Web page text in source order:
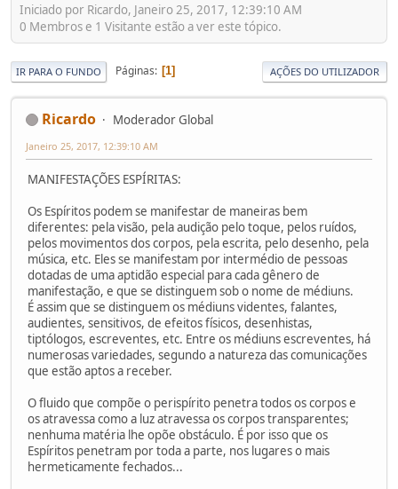
Iniciado por Ricardo, Janeiro 25, 2017, 12:39:10 AM
0 Membros e 1 Visitante estão a ver este tópico.
IR PARA O FUNDO Páginas 1 AÇÕES DO UTILIZADOR
Ricardo Moderador Global
Janeiro 25, 2017, 12:39:10 AM
MANIFESTAÇÕES ESPÍRITAS:
Os Espíritos podem se manifestar de maneiras bem
diferentes: pela visão, pela audição pelo toque, pelos ruídos,
pelos movimentos dos corpos, pela escrita, pelo desenho, pela
música, etc. Eles se manifestam por intermédio de pessoas
dotadas de uma aptidão especial para cada gênero de
manifestação, e que se distinguem sob o nome de médiuns.
É assim que se distinguem os médiuns videntes, falantes,
audientes, sensitivos, de efeitos físicos, desenhistas,
tiptólogos, escreventes, etc. Entre os médiuns escreventes, há
numerosas variedades, segundo a natureza das comunicações
que estão aptos a receber.
O fluido que compõe o perispírito penetra todos os corpos e
os atravessa como a luz atravessa os corpos transparentes;
nenhuma matéria lhe opõe obstáculo. É por isso que os
Espíritos penetram por toda a parte, nos lugares o mais
hermeticamente fechados...